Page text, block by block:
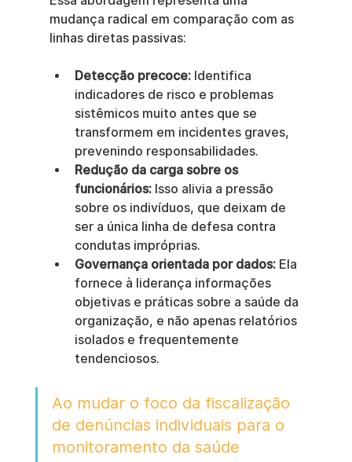
mudança radical em comparação com as
linhas diretas passivas:
Detecção precoce: Identifica
indicadores de risco e problemas
sistêmicos muito antes que se
transformem em incidentes graves,
prevenindo responsabilidades.
Redução da carga sobre os
funcionários: Isso alivia a pressão
sobre os indivíduos, que deixam de
ser a única linha de defesa contra
condutas impróprias.
Governança orientada por dados: Ela
fornece à liderança informações
objetivas e práticas sobre a saúde da
organização, e não apenas relatórios
isolados e frequentemente
tendenciosos.
Ao mudar o foco da fiscalização
de denúncias individuais para o
monitoramento da saúde